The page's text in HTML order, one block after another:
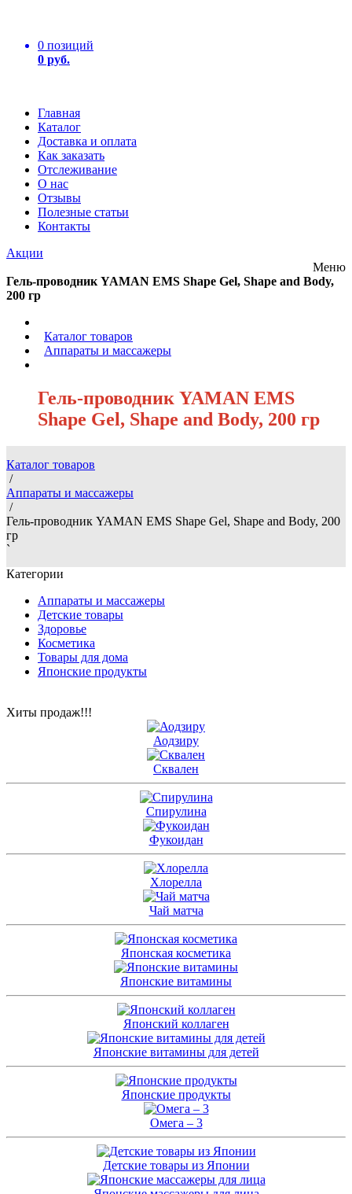
0 позиций
0 руб.
Главная
Каталог
Доставка и оплата
Как заказать
Отслеживание
О нас
Отзывы
Полезные статьи
Контакты
Акции
Меню
Гель-проводник YAMAN EMS Shape Gel, Shape and Body,
200 гр
Каталог товаров
Аппараты и массажеры
Гель-проводник YAMAN EMS
Shape Gel, Shape and Body, 200 гр
Каталог товаров
/
Аппараты и массажеры
/
Гель-проводник YAMAN EMS Shape Gel, Shape and Body, 200
гр
`
Категории
Аппараты и массажеры
Детские товары
Здоровье
Косметика
Товары для дома
Японские продукты
Хиты продаж!!!
Аодзиру
Сквален
Спирулина
Фукоидан
Хлорелла
Чай матча
Японская косметика
Японские витамины
Японский коллаген
Японские витамины для детей
Японские продукты
Омега – 3
Детские товары из Японии